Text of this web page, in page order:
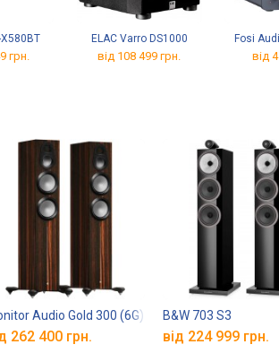
X580BT
грн.
ELAC Varro DS1000
від 108 499 грн.
Fosi
від
Audio Gold 300 (6G)
262 400 грн.
B&W 703 S3
від 224 999 грн.